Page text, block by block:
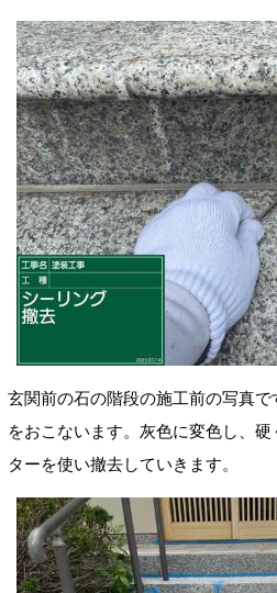
玄関前の石の階段の施工前の写真で
をおこないます。灰色に変色し、
ターを使い撤去していきます。